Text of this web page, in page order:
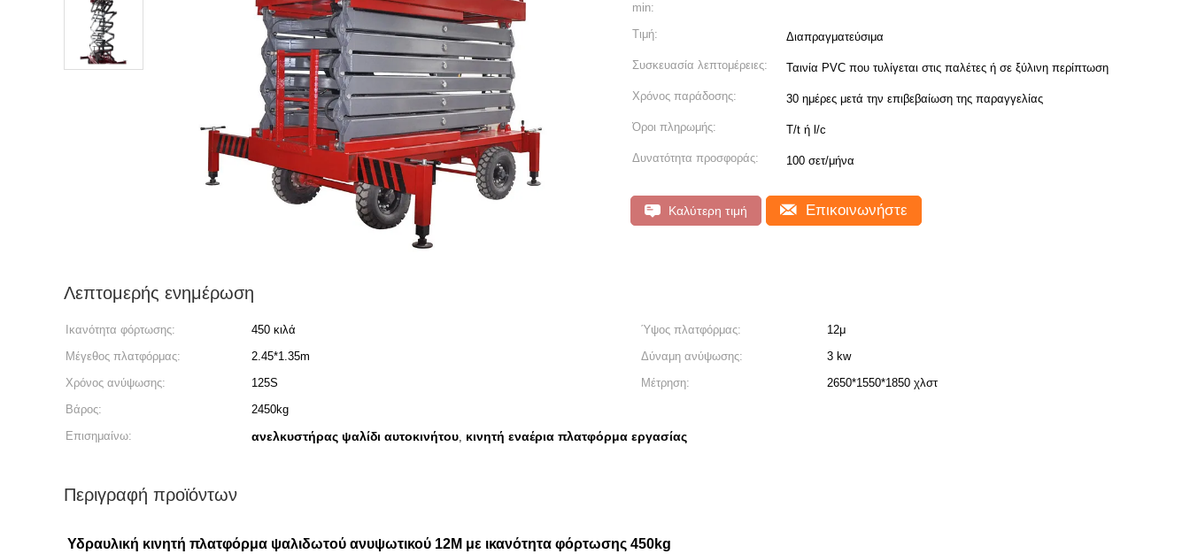
min:
Τιμή: Διαπραγματεύσιμα
Συσκευασία λεπτομέρειες: Ταινία PVC που τυλίγεται στις παλέτες ή σε ξύλινη περίπτωση
Χρόνος παράδοσης: 30 ημέρες μετά την επιβεβαίωση της παραγγελίας
Όροι πληρωμής: T/t ή l/c
Δυνατότητα προσφοράς: 100 σετ/μήνα
Καλύτερη τιμή Επικοινωνήστε
Λεπτομερής ενημέρωση
Ικανότητα φόρτωσης: 450 κιλά Ύψος πλατφόρμας:
12μ
Μέγεθος πλατφόρμας:
2.45*1.35m Δύναμη ανύψωσης:
3 kw
Χρόνος ανύψωσης:
125S Μέτρηση:
2650*1550*1850 χλστ
Βάρος:
2450kg
Επισημαίνω:
ανελκυστήρας ψαλίδι αυτοκινήτου, κινητή εναέρια πλατφόρμα εργασίας
Περιγραφή προϊόντων
Υδραυλική κινητή πλατφόρμα ψαλιδωτού ανυψωτικού 12M με ικανότητα φόρτωσης 450kg